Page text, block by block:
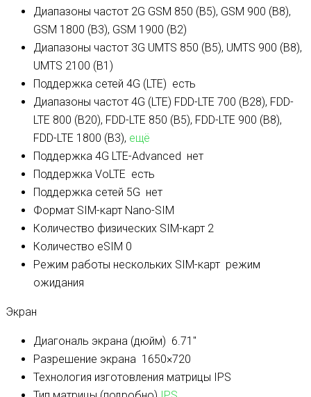
Диапазоны частот 2G GSM 850 (B5), GSM 900 (B8),
GSM 1800 (B3), GSM 1900 (B2)
Диапазоны частот 3G UMTS 850 (B5), UMTS 900 (B8),
UMTS 2100 (B1)
Поддержка сетей 4G (LTE) есть
Диапазоны частот 4G (LTE) FDD-LTE 700 (B28), FDD-
LTE 800 (B20), FDD-LTE 850 (B5), FDD-LTE 900 (B8),
FDD-LTE 1800 (B3), ещё
Поддержка 4G LTE-Advanced нет
Поддержка VoLTE есть
Поддержка сетей 5G нет
Формат SIM-карт Nano-SIM
Количество физических SIM-карт 2
Количество eSIM 0
Режим работы нескольких SIM-карт режим
ожидания
Экран
Диагональ экрана (дюйм) 6.71″
Разрешение экрана 1650×720
Технология изготовления матрицы IPS